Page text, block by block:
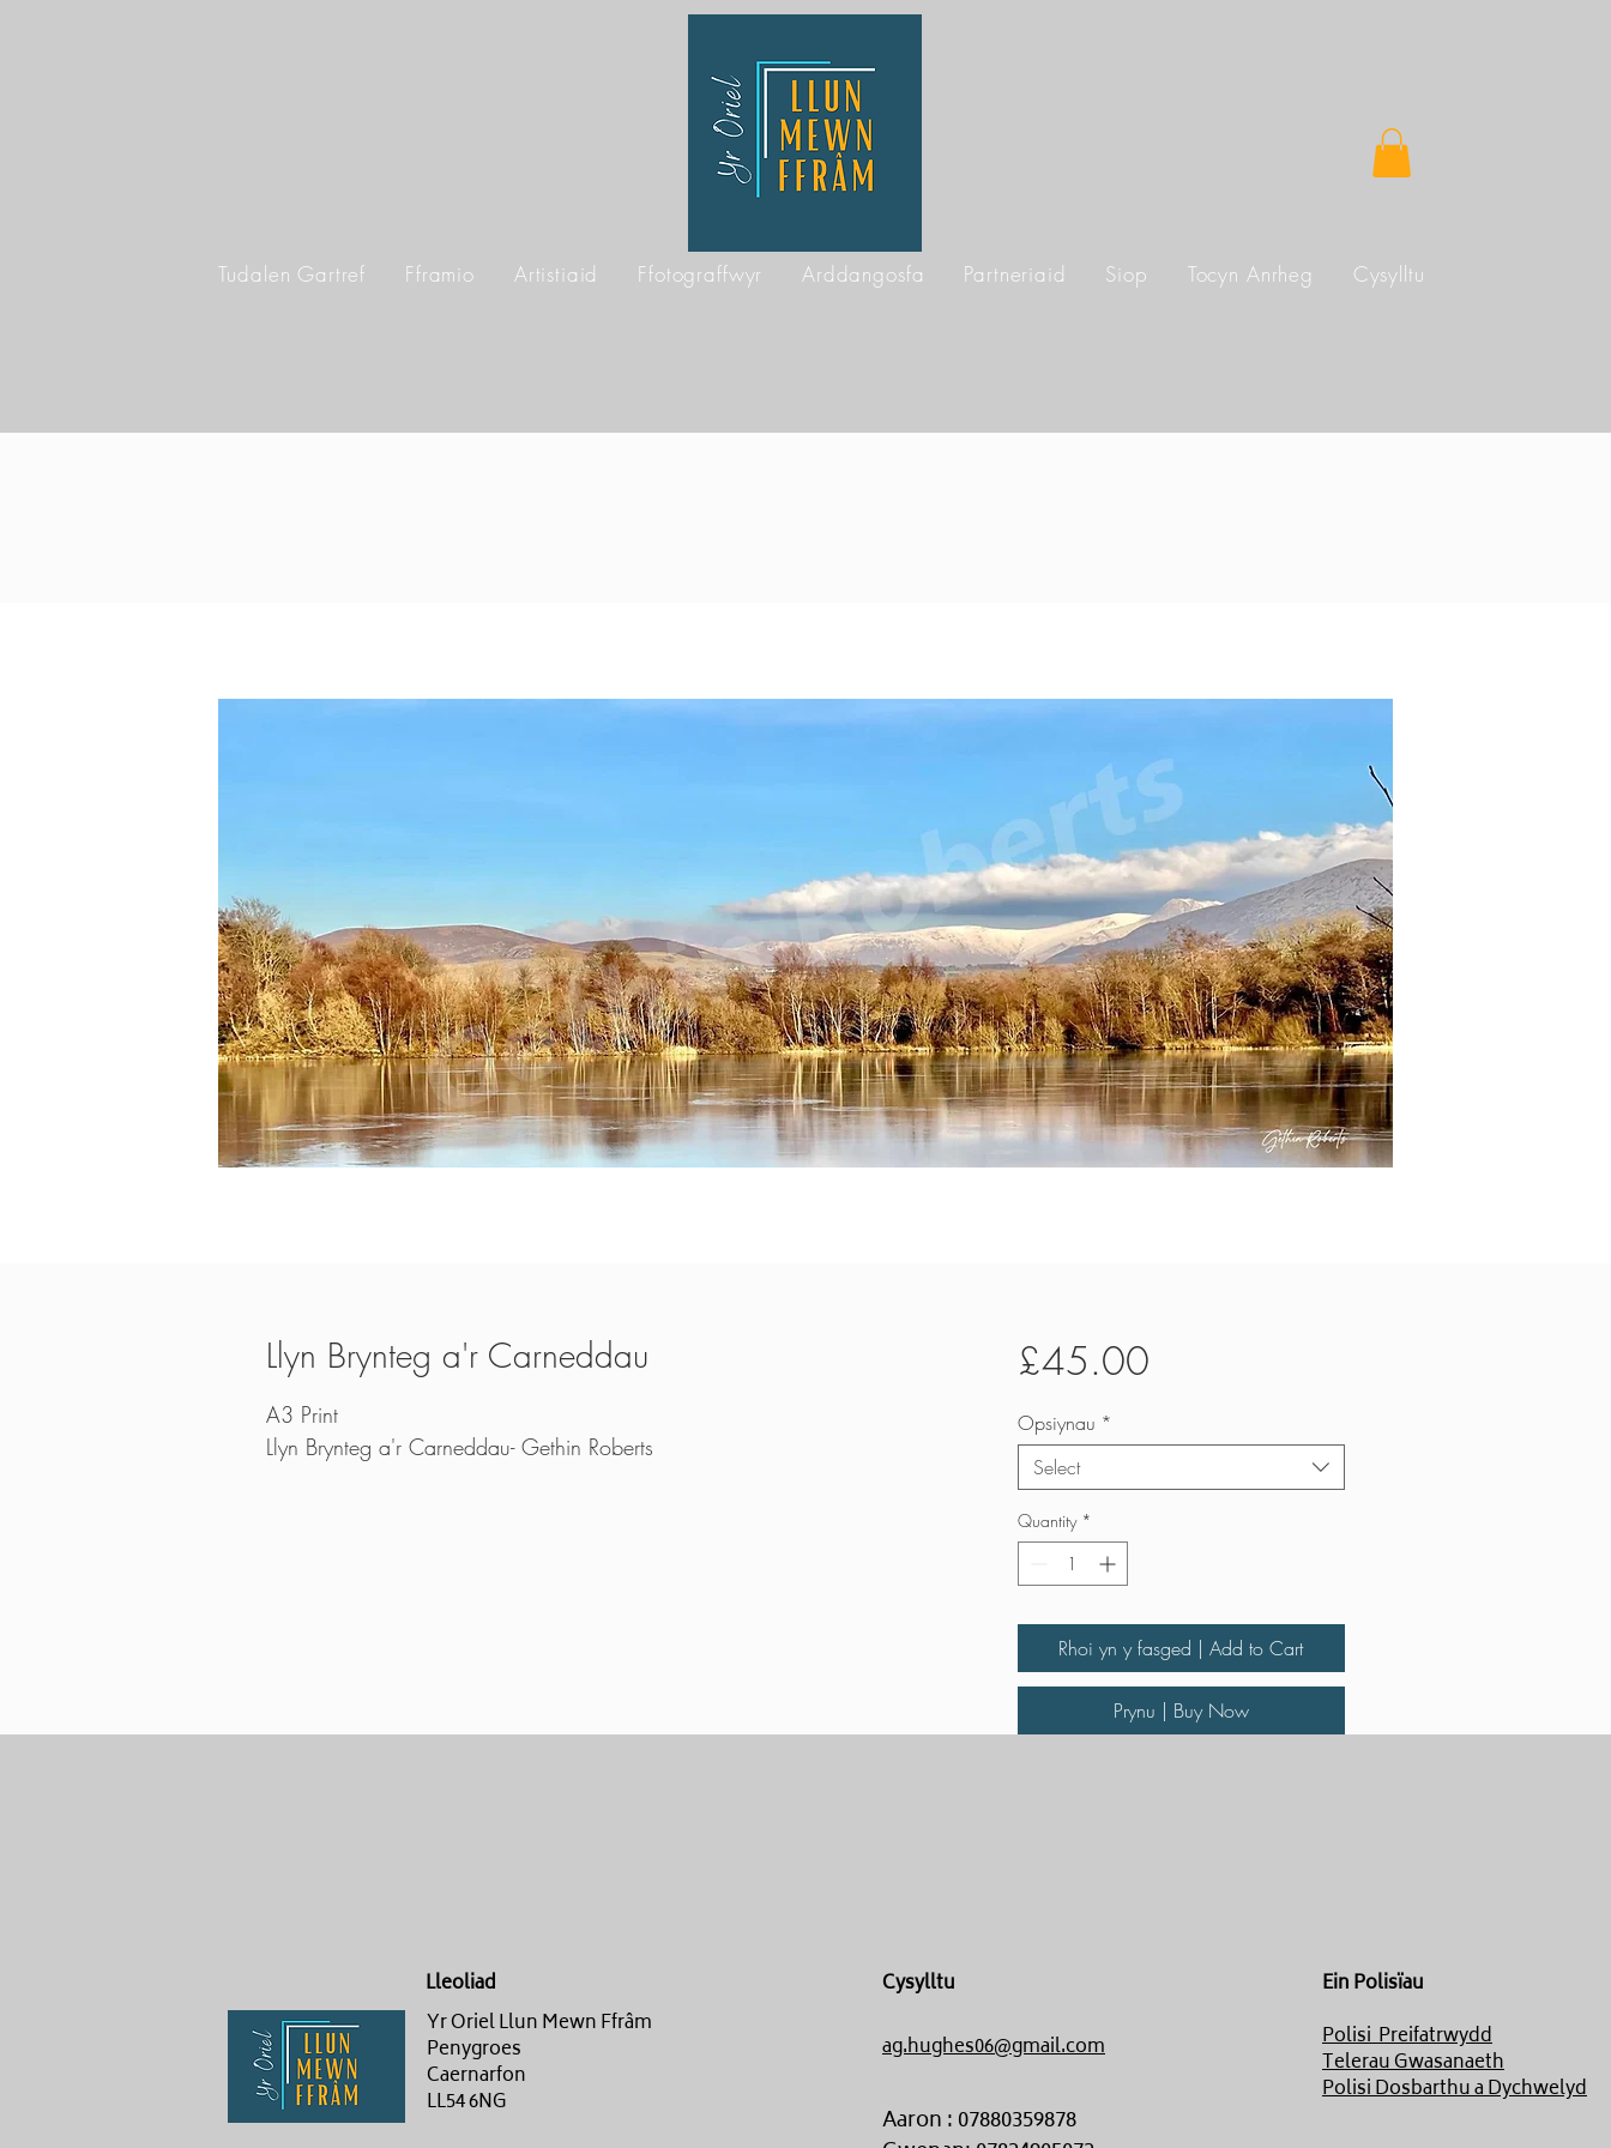
Tudalen Gartref Fframio Artistiaid Ffotograffwyr Arddangosfa Partneriaid Siop Tocyn Anrheg Cysylltu
Llyn Brynteg a'r Carneddau
A3 Print
Llyn Brynteg a'r Carneddau- Gethin Roberts
£45.00Price
Opsiynau *
Select
Quantity *
Rhoi yn y fasged | Add to Cart
Prynu | Buy Now
Lleoliad
Cysylltu
Yr Oriel Llun Mewn Ffrâm
Penygroes
Caernarfon
LL54 6NG
ag.hughes06@gmail.com
Aaron : 07880359878
Ein Polisïau
Polisi Preifatrwydd
Telerau Gwasanaeth
Polisi Dosbarthu a Dychwelyd